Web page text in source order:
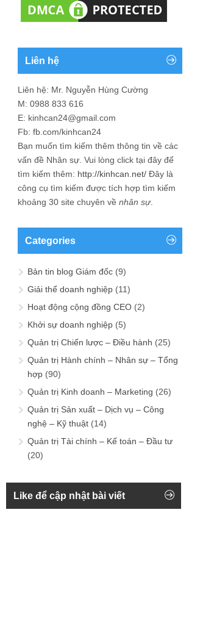
Liên hệ
Liên hệ: Mr. Nguyễn Hùng Cường
M: 0988 833 616
E: kinhcan24@gmail.com
Fb: fb.com/kinhcan24
Bạn muốn tìm kiếm thêm thông tin về các
vấn đề Nhân sự . Vui lòng click tại đây để
tìm kiếm thêm: http://kinhcan.net/ Đây là
công cụ tìm kiếm được tích hợp tìm kiếm
khoảng 30 site chuyên về nhân sự.
Categories
Bản tin blog Giám đốc (9)
Giải thể doanh nghiệp (11)
Hoạt động cộng đồng CEO (2)
Khởi sự doanh nghiệp (5)
Quản trị Chiến lược – Điều hành (25)
Quản trị Hành chính – Nhân sự – Tổng
hợp (90)
Quản trị Kinh doanh – Marketing (26)
Quản trị Sản xuất – Dịch vụ – Công
nghệ – Kỹ thuật (14)
Quản trị Tài chính – Kế toán – Đầu tư
(20)
Like để cập nhật bài viết